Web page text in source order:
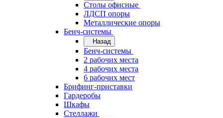
Cтолы офисные
ЛДСП опоры
Металлические опоры
Бенч-системы
Назад
Бенч-системы
2 рабочих места
4 рабочих места
6 рабочих мест
Брифинг-приставки
Гардеробы
Шкафы
Стеллажи